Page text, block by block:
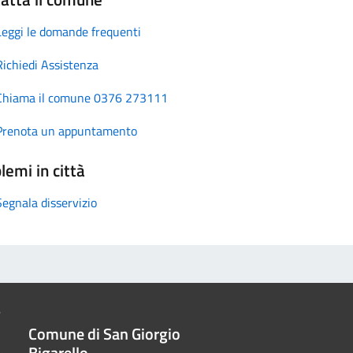
le domande frequenti
Assistenza
il comune 0376 273111
un appuntamento
in città
disservizio
Comune di San Giorgio